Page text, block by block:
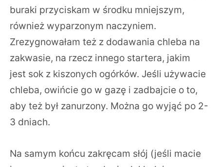
buraki przyciskam w środku mniejszym,
również wyparzonym naczyniem.
Zrezygnowałam też z dodawania chleba na
zakwasie, na rzecz innego startera, jakim
jest sok z kiszonych ogórków. Jeśli używacie
chleba, owińcie go w gazę i zadbajcie o to,
aby też był zanurzony. Można go wyjąć po 2-
3 dniach.
Na samym końcu zakręcam słój (jeśli macie